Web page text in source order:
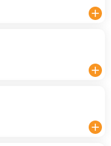
add
add
add